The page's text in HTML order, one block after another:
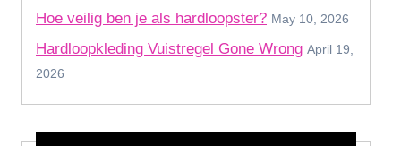
Hoe veilig ben je als hardloopster? May 10, 2026
Hardloopkleding Vuistregel Gone Wrong April 19,
2026